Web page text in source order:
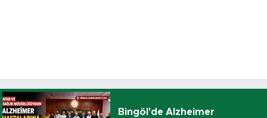
Bingöl'de Alzheimer